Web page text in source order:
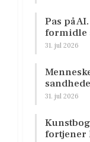
Pas på
formidle
31. jul 2026
31. jul 2026
fortjener